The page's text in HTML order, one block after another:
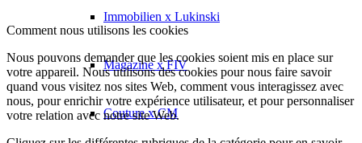
Immobilien x Lukinski
Magazine x FIV
Couture x CM
Comment nous utilisons les cookies
Nous pouvons demander que les cookies soient mis en place sur
votre appareil. Nous utilisons des cookies pour nous faire savoir
quand vous visitez nos sites Web, comment vous interagissez avec
nous, pour enrichir votre expérience utilisateur, et pour personnaliser
votre relation avec notre site Web.